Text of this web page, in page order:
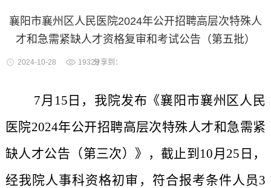
襄阳市襄州区人民医院2024年公开招聘高层次特殊人
才和急需紧缺人才资格复审和考试公告（第五批）
2024-10-28 19329分享到：
7月15 日，我院发布《襄阳市襄州区人民
医院2024年公开招聘高层次特殊人才和急需紧
缺人才公告 （第三次）》，截止到10月25日，
经我院人事科资格初审，符合报考条件人员3